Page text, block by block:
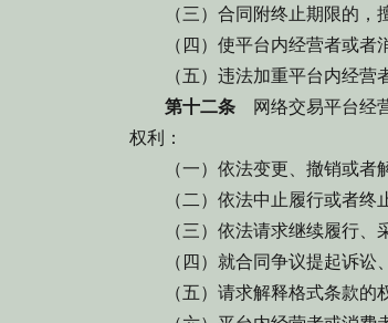
（三）合同附终止期限的，擅
（四）使平台内经营者或者消
（五）违法加重平台内经营者
第十二条 网络交易平台经
权利：
（一）依法变更、撤销或者解
（二）依法中止履行或者终止
（三）依法请求继续履行、采
（四）就合同争议提起诉讼、
（五）请求解释格式条款的